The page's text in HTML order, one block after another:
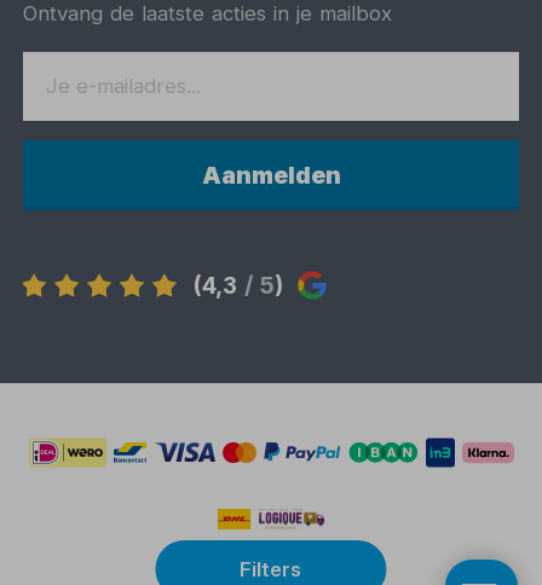
Filters
Ontvang de laatste acties in je mailbox
Aanmelden
(4,3 / 5)